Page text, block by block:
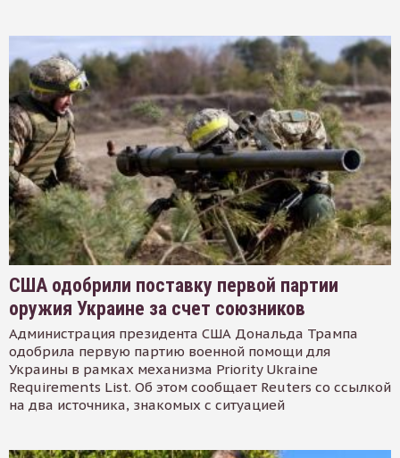
США одобрили поставку первой партии
оружия Украине за счет союзников
Администрация президента США Дональда Трампа
одобрила первую партию военной помощи для
Украины в рамках механизма Priority Ukraine
Requirements List. Об этом сообщает Reuters со ссылкой
на два источника, знакомых с ситуацией